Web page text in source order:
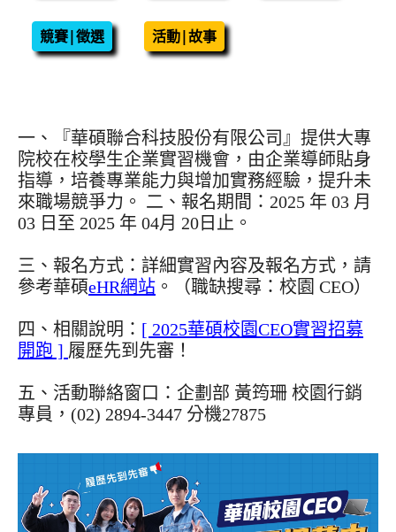
競賽|徵選 活動|故事
一、『華碩聯合科技股份有限公司』提供大專
院校在校學生企業實習機會，由企業導師貼身
指導，培養專業能力與增加實務經驗，提升未
來職場競爭力。 二、報名期間：2025 年 03 月
03 日至 2025 年 04月 20日止。
三、報名方式：詳細實習內容及報名方式，請
參考華碩eHR網站 。（職缺搜尋：校園 CEO）
四、相關說明： [ 2025華碩校園CEO實習招募
開跑 ] 履歷先到先審！
五、活動聯絡窗口：企劃部 黃筠珊 校園行銷
專員，(02) 2894-3447 分機27875